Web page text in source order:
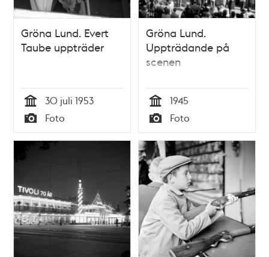
Gröna Lund. Evert
Taube uppträder
Tid
30 juli 1953
Typ
Foto
Gröna Lund.
Uppträdande på
scenen
Tid
1945
Typ
Foto